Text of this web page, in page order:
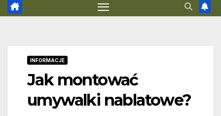
INFORMACJE
Jak montować
umywalki nablatowe?